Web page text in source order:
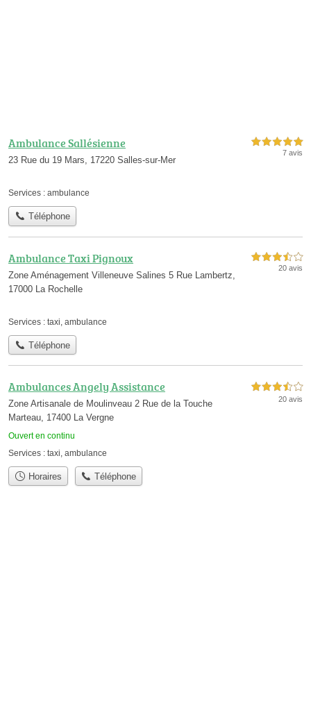
Ambulance Sallésienne
23 Rue du 19 Mars, 17220 Salles-sur-Mer
5,0 étoiles sur 5
7 avis
Services : ambulance
Téléphone
Ambulance Taxi Pignoux
Zone Aménagement Villeneuve Salines 5 Rue Lambertz,
17000 La Rochelle
3,5 étoiles sur 5
20 avis
Services : taxi ambulance
Téléphone
Ambulances Angely Assistance
Zone Artisanale de Moulinveau 2 Rue de la Touche
Marteau, 17400 La Vergne
Ouvert en continu
3,5 étoiles sur 5
20 avis
Services : taxi, ambulance
Horaires Téléphone